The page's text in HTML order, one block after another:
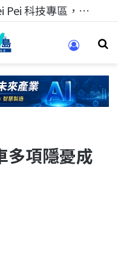
跨世代的技術對話！來 Pei Pei 科技專區，用專業洞察引領學弟妹成長
多項隱憂成